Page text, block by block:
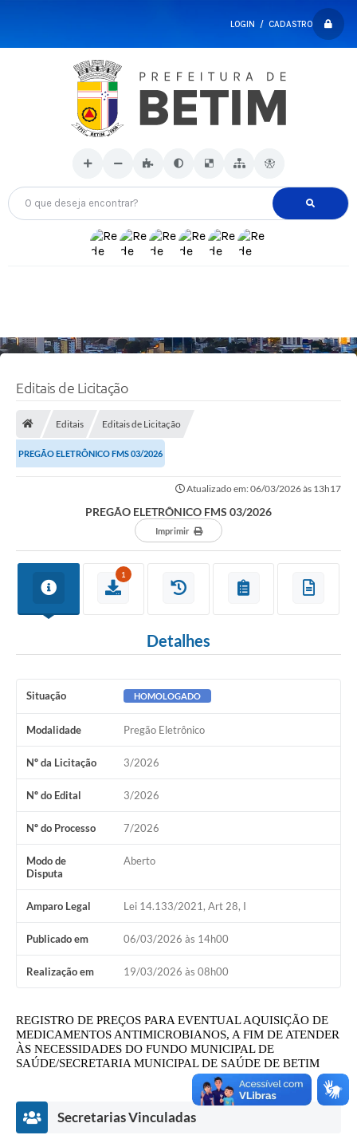
LOGIN / CADASTRO
O que deseja encontrar?
Editais de Licitação
Editais Editais de Licitação
PREGÃO ELETRÔNICO FMS 03/2026
Atualizado em: 06/03/2026 às 13h17
PREGÃO ELETRÔNICO FMS 03/2026
Imprimir
1
Detalhes
Situação HOMOLOGADO
Modalidade Pregão Eletrônico
Nº da Licitação 3/2026
Nº do Edital 3/2026
Nº do Processo 7/2026
Modo de
Disputa
Aberto
Amparo Legal Lei 14.133/2021, Art 28, I
Publicado em 06/03/2026 às 14h00
Realização em 19/03/2026 às 08h00
REGISTRO DE PREÇOS PARA EVENTUAL AQUISIÇÃO DE
MEDICAMENTOS ANTIMICROBIANOS, A FIM DE ATENDER
ÀS NECESSIDADES DO FUNDO MUNICIPAL DE
SAÚDE/SECRETARIA MUNICIPAL DE SAÚDE DE BETIM
Secretarias Vinculadas